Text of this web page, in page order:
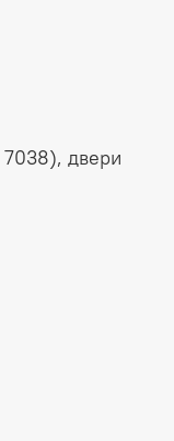
двери